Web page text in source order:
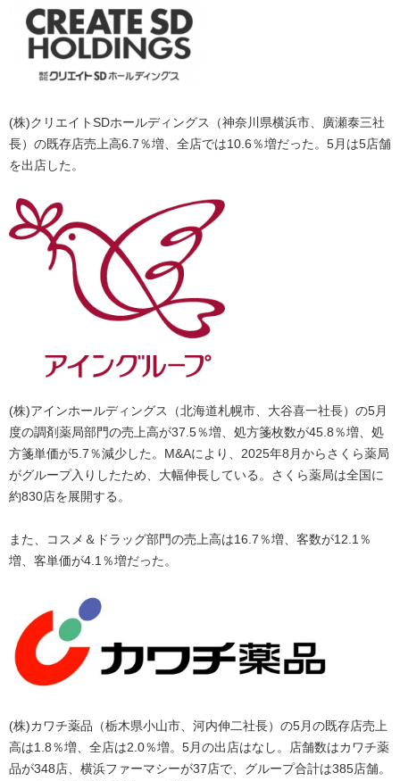
(株)クリエイトSDホールディングス（神奈川県横浜市、廣瀬泰三社
長）の既存店売上高6.7％増、全店では10.6％増だった。5月は5店舗
を出店した。
(株)アインホールディングス（北海道札幌市、大谷喜一社長）の5月
度の調剤薬局部門の売上高が37.5％増、処方箋枚数が45.8％増、処
方箋単価が5.7％減少した。M&Aにより、2025年8月からさくら薬局
がグループ入りしたため、大幅伸長している。さくら薬局は全国に
約830店を展開する。
また、コスメ＆ドラッグ部門の売上高は16.7％増、客数が12.1％
増、客単価が4.1％増だった。
(株)カワチ薬品（栃木県小山市、河内伸二社長）の5月の既存店売上
高は1.8％増、全店は2.0％増。5月の出店はなし。店舗数はカワチ薬
品が348店、横浜ファーマシーが37店で、グループ合計は385店舗。